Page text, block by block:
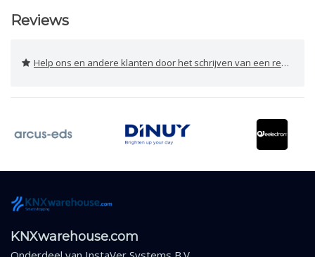
Reviews
Help ons en andere klanten door het schrijven van een review
KNXwarehouse.com